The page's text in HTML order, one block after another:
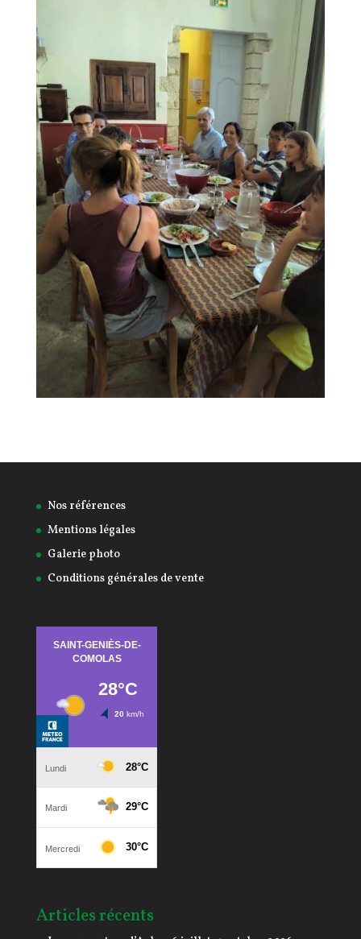
Nos références
Mentions légales
Galerie photo
Conditions générales de vente
Articles récents